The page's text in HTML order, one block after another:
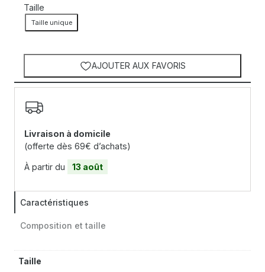
Taille
Taille unique
AJOUTER AUX FAVORIS
Livraison à domicile
(offerte dès 69€ d’achats)
À partir du 13 août
Caractéristiques
Composition et taille
Taille